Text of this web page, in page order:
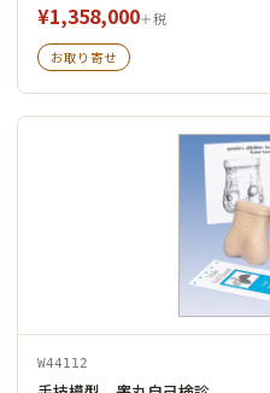
¥1,358,000＋税
お取り寄せ
W44112